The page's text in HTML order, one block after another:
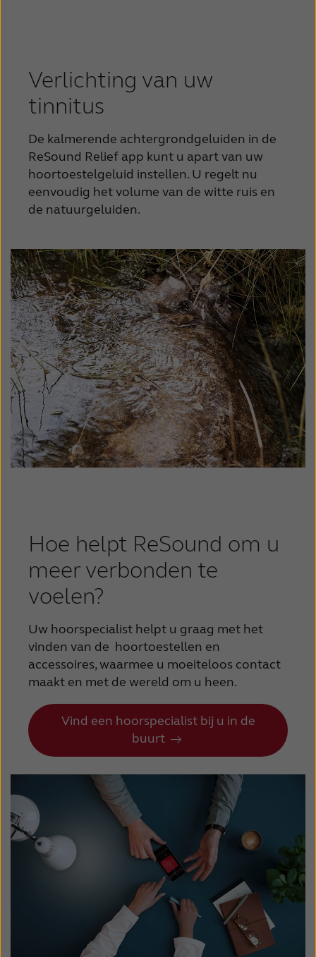
Verlichting van uw
tinnitus
De kalmerende achtergrondgeluiden in de
ReSound Relief app kunt u apart van uw
hoortoestelgeluid instellen. U regelt nu
eenvoudig het volume van de witte ruis en
de natuurgeluiden.
Hoe helpt ReSound om u
meer verbonden te
voelen?
Uw hoorspecialist helpt u graag met het
vinden van de hoortoestellen en
accessoires, waarmee u moeiteloos contact
maakt en met de wereld om u heen.
Vind een hoorspecialist bij u in de
buurt